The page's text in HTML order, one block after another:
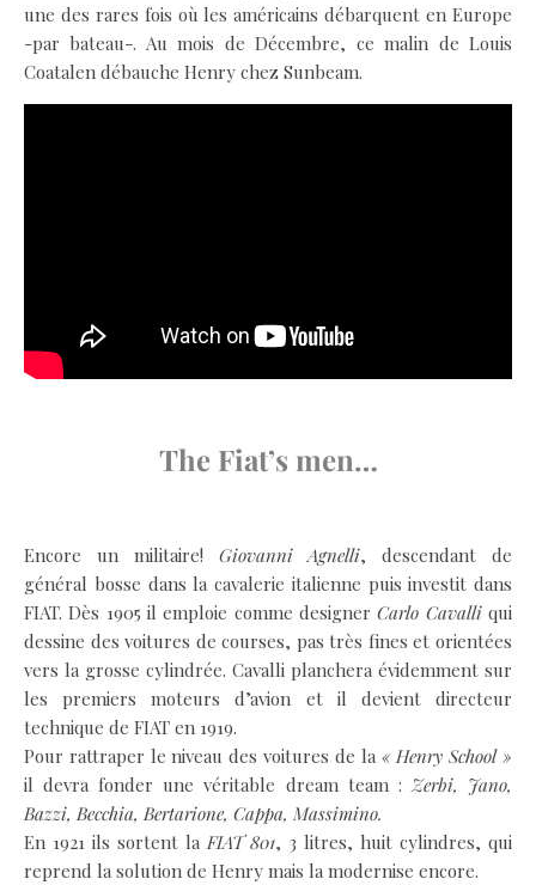
une des rares fois où les américains débarquent en Europe
-par bateau-. Au mois de Décembre, ce malin de Louis
Coatalen débauche Henry chez Sunbeam.
The Fiat’s men…
Encore un militaire! Giovanni Agnelli, descendant de
général bosse dans la cavalerie italienne puis investit dans
FIAT. Dès 1905 il emploie comme designerCarlo Cavalliqui
dessine des voitures de courses, pas très fines et orientées
vers la grosse cylindrée. Cavalli planchera évidemment sur
les premiers moteurs d’avion et il devient directeur
technique de FIAT en 1919.
Pour rattraper le niveau des voitures de la « Henry School »
il devra fonder une véritable dream team :Zerbi, Jano,
Bazzi, Becchia, Bertarione, Cappa, Massimino.
En 1921 ils sortent laFIAT 801, 3 litres, huit cylindres, qui
reprend la solution de Henry mais la modernise encore.